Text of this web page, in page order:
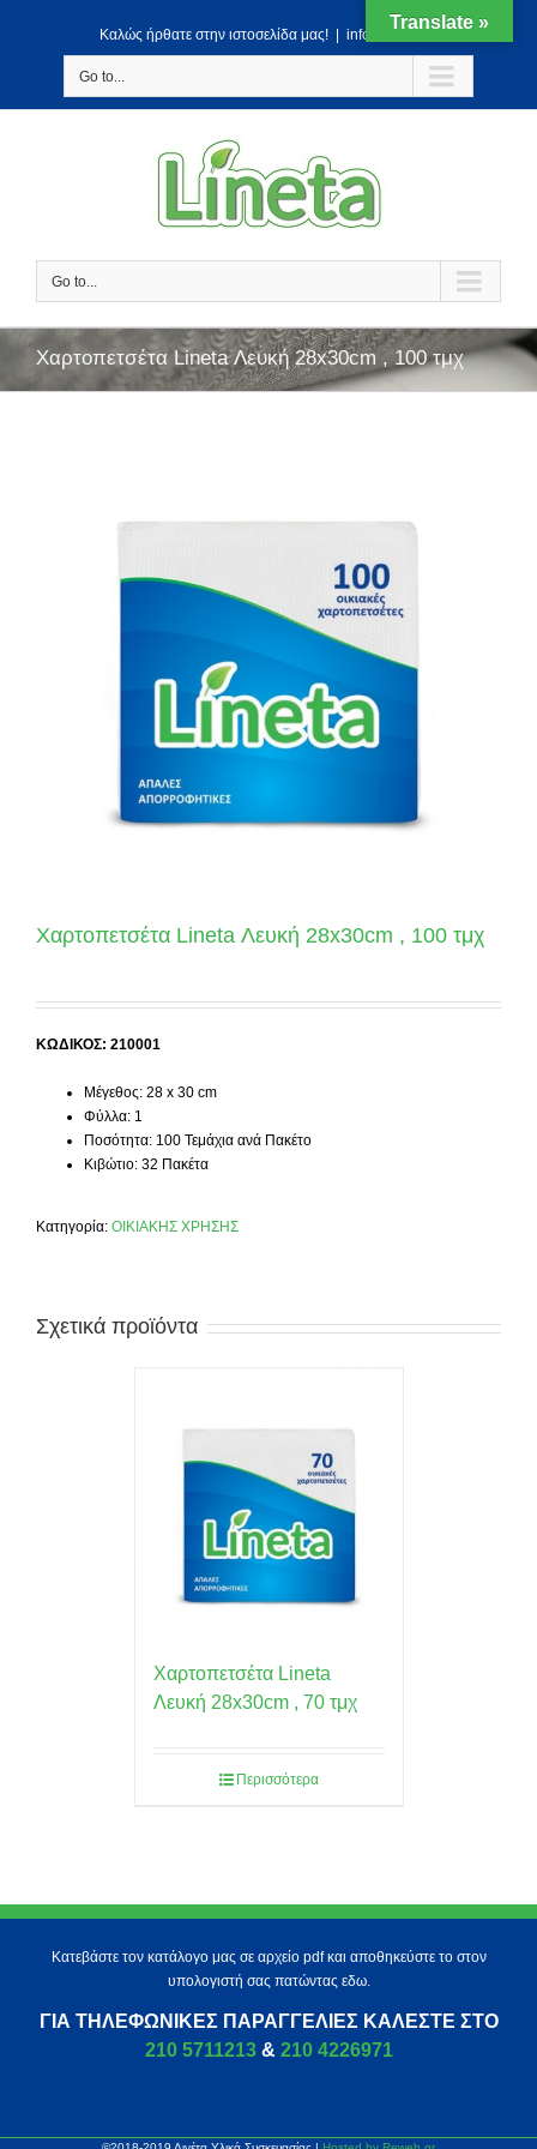
Kαλώς ήρθατε στην ιστοσελίδα μας! info@lineta.gr
Go to...
Go to...
Χαρτοπετσέτα Lineta Λευκή 28x30cm , 100 τμχ
Χαρτοπετσέτα Lineta Λευκή 28x30cm , 100 τμχ
ΚΩΔΙΚΟΣ: 210001
Μέγεθος: 28 x 30 cm
Φύλλα: 1
Ποσότητα: 100 Τεμάχια ανά Πακέτο
Κιβώτιο: 32 Πακέτα
Κατηγορία: ΟΙΚΙΑΚΗΣ ΧΡΗΣΗΣ
Σχετικά προϊόντα
Χαρτοπετσέτα Lineta
Λευκή 28x30cm , 70 τμχ
Περισσότερα
Κατεβάστε τον κατάλογο μας σε αρχείο pdf και αποθηκεύστε το στον
υπολογιστή σας πατώντας εδω.
ΓΙΑ ΤΗΛΕΦΩΝΙΚΈΣ ΠΑΡΑΓΓΕΛΊΕΣ ΚΑΛΈΣΤΕ ΣΤΟ
210 5711213& 210 4226971
Translate »